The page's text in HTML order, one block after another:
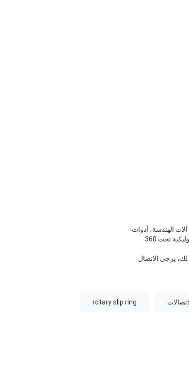
الهندسة، أدوات
القياس، المعدات الوسيطة،آلات التعبئة والتغليفوخاصة في مجال النقل المستمر للطاقة المتوسطة والضغط، الإشارة،الهيدروليكية تحت 360
لك، يرجى الاتصال
rotary slip ring